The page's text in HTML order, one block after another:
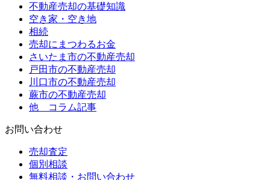
不動産売却の基礎知識
空き家・空き地
相続
売却にまつわるお金
さいたま市の不動産売却
戸田市の不動産売却
川口市の不動産売却
蕨市の不動産売却
他 コラム記事
お問い合わせ
売却査定
個別相談
無料相談・お問い合わせ